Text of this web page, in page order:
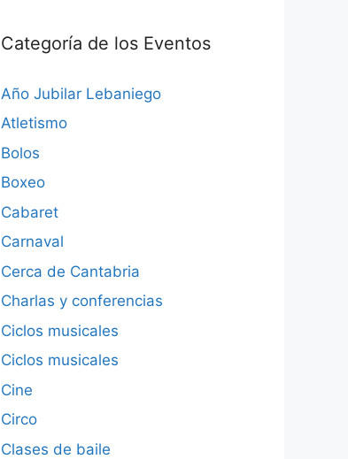
Categoría de los Eventos
Año Jubilar Lebaniego
Atletismo
Bolos
Boxeo
Cabaret
Carnaval
Cerca de Cantabria
Charlas y conferencias
Ciclos musicales
Ciclos musicales
Cine
Circo
Clases de baile